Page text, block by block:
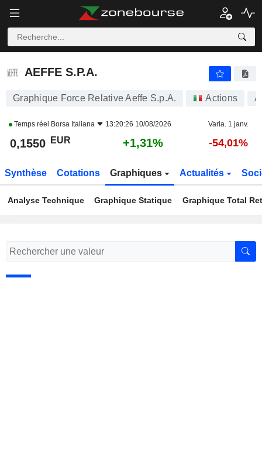
AEFFE S.P.A.
AEFFE S.P.A.
Graphique Force Relative Aeffe S.p.A. Actions
Temps réel Borsa Italiana 13:20:26 10/08/2026 Varia. 1 janv.
0,1550 EUR +1,31% -54,01%
Synthèse Cotations Graphiques Actualités
Analyse Technique Graphique Statique Graphique Total